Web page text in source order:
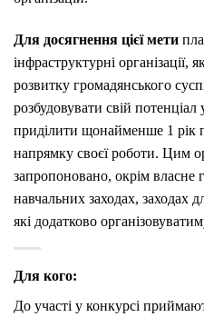
Для досягнення цієї мети
інфраструктурні організації,
розвитку громадянського
розбудовувати свій
приділити щонайменше 1 рік
напрямку своєї роботи. Цим
запропоновано, окрім власне
навчальних заходах, заходах
які додатково
Для кого:
До участі у конкурсі